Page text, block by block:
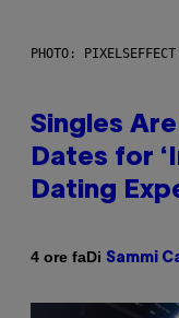
PHOTO:
Singles
Dates for
Dating
4 ore faDi Sammi